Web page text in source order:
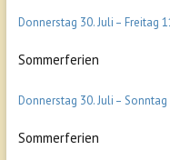
Donnerstag 30.Juli – Freitag
Sommerferien
Donnerstag 30.Juli – Sonntag
Sommerferien